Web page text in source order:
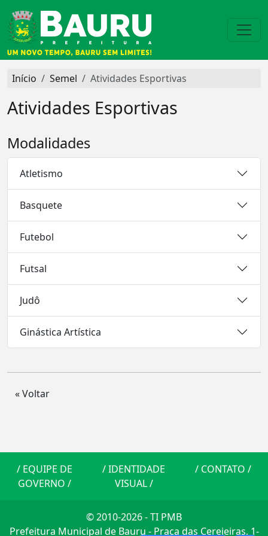
Início Semel Atividades Esportivas
Atividades Esportivas
Modalidades
Atletismo
Basquete
Futebol
Futsal
Judô
Ginástica Artística
« Voltar
/ EQUIPE DE
GOVERNO /
/IDENTIDADE
VISUAL/
/ CONTATO /
© 2010-2026 - TI PMB
Prefeitura Municipal de Bauru - Praça das Cerejeiras, 1-